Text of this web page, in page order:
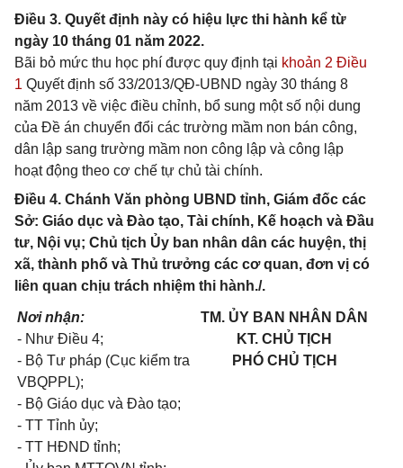
Điều 3. Quyết định này có hiệu lực thi hành kể từ
ngày 10 tháng 01 năm 2022.
Bãi bỏ mức thu học phí được quy định tại khoản 2 Điều
1 Quyết định số 33/2013/QĐ-UBND ngày 30 tháng 8
năm 2013 về việc điều chỉnh, bổ sung một số nội dung
của Đề án chuyển đổi các trường mầm non bán công,
dân lập sang trường mầm non công lập và công lập
hoạt động theo cơ chế tự chủ tài chính.
Điều 4. Chánh Văn phòng UBND tỉnh, Giám đốc các
Sở: Giáo dục và Đào tạo, Tài chính, Kế hoạch và Đầu
tư, Nội vụ; Chủ tịch Ủy ban nhân dân các huyện, thị
xã, thành phố và Thủ trưởng các cơ quan, đơn vị có
liên quan chịu trách nhiệm thi hành./.
Nơi nhận:
- Như Điều 4;
- Bộ Tư pháp (Cục kiểm tra
VBQPPL);
- Bộ Giáo dục và Đào tạo;
- TT Tỉnh ủy;
- TT HĐND tỉnh;
TM. ỦY BAN NHÂN DÂN
KT. CHỦ TỊCH
PHÓ CHỦ TỊCH